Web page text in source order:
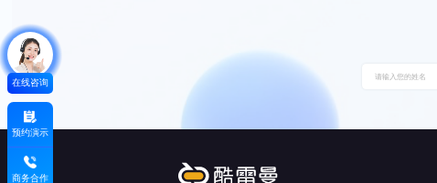
在线咨询
预约演示
商务合作